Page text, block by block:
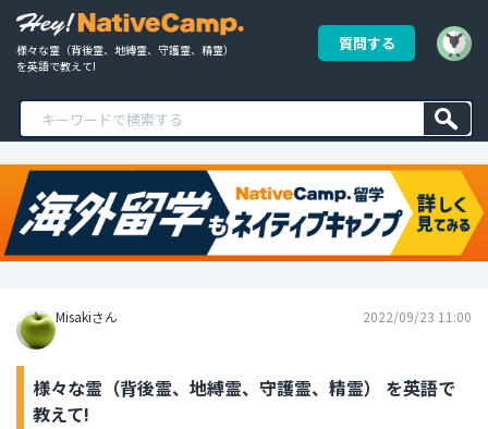
様々な霊（背後霊、地縛霊、守護霊、精霊）
を英語で教えて!
質問する
Misakiさん 2022/09/23 11:00
様々な霊（背後霊、地縛霊、守護霊、精霊） を英語で
教えて!